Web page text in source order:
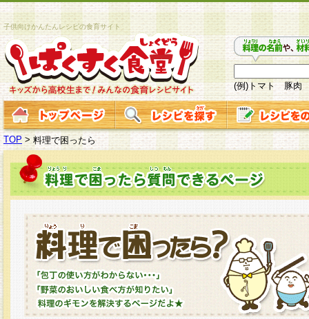
子供向けかんたんレシピの食育サイト
(例)トマト 豚肉
TOP >料理で困ったら